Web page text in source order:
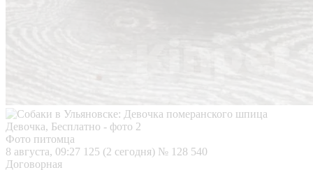
Фото питомца
8 августа, 09:27 125 (2 сегодня) № 128 540
Договорная